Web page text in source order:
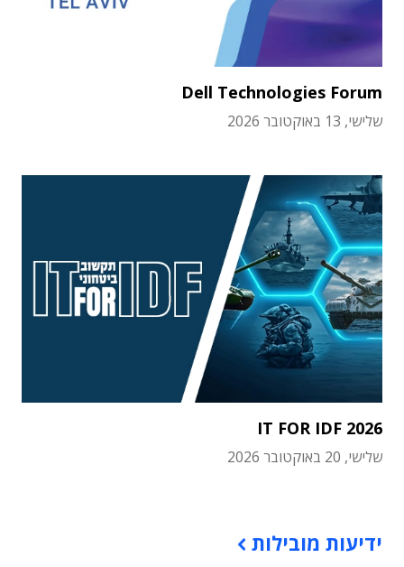
Dell Technologies Forum
שלישי, 13 באוקטובר 2026
IT FOR IDF 2026
שלישי, 20 באוקטובר 2026
ידיעות מובילות